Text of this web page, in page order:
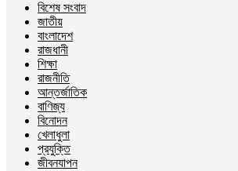
বিশেষ সংবাদ
জাতীয়
বাংলাদেশ
রাজধানী
শিক্ষা
রাজনীতি
আন্তর্জাতিক
বাণিজ্য
বিনোদন
খেলাধুলা
প্রযুক্তি
জীবনযাপন